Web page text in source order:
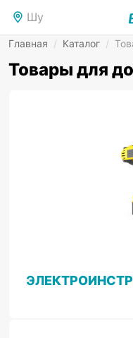
Шу
Главная / Каталог /
Товары для